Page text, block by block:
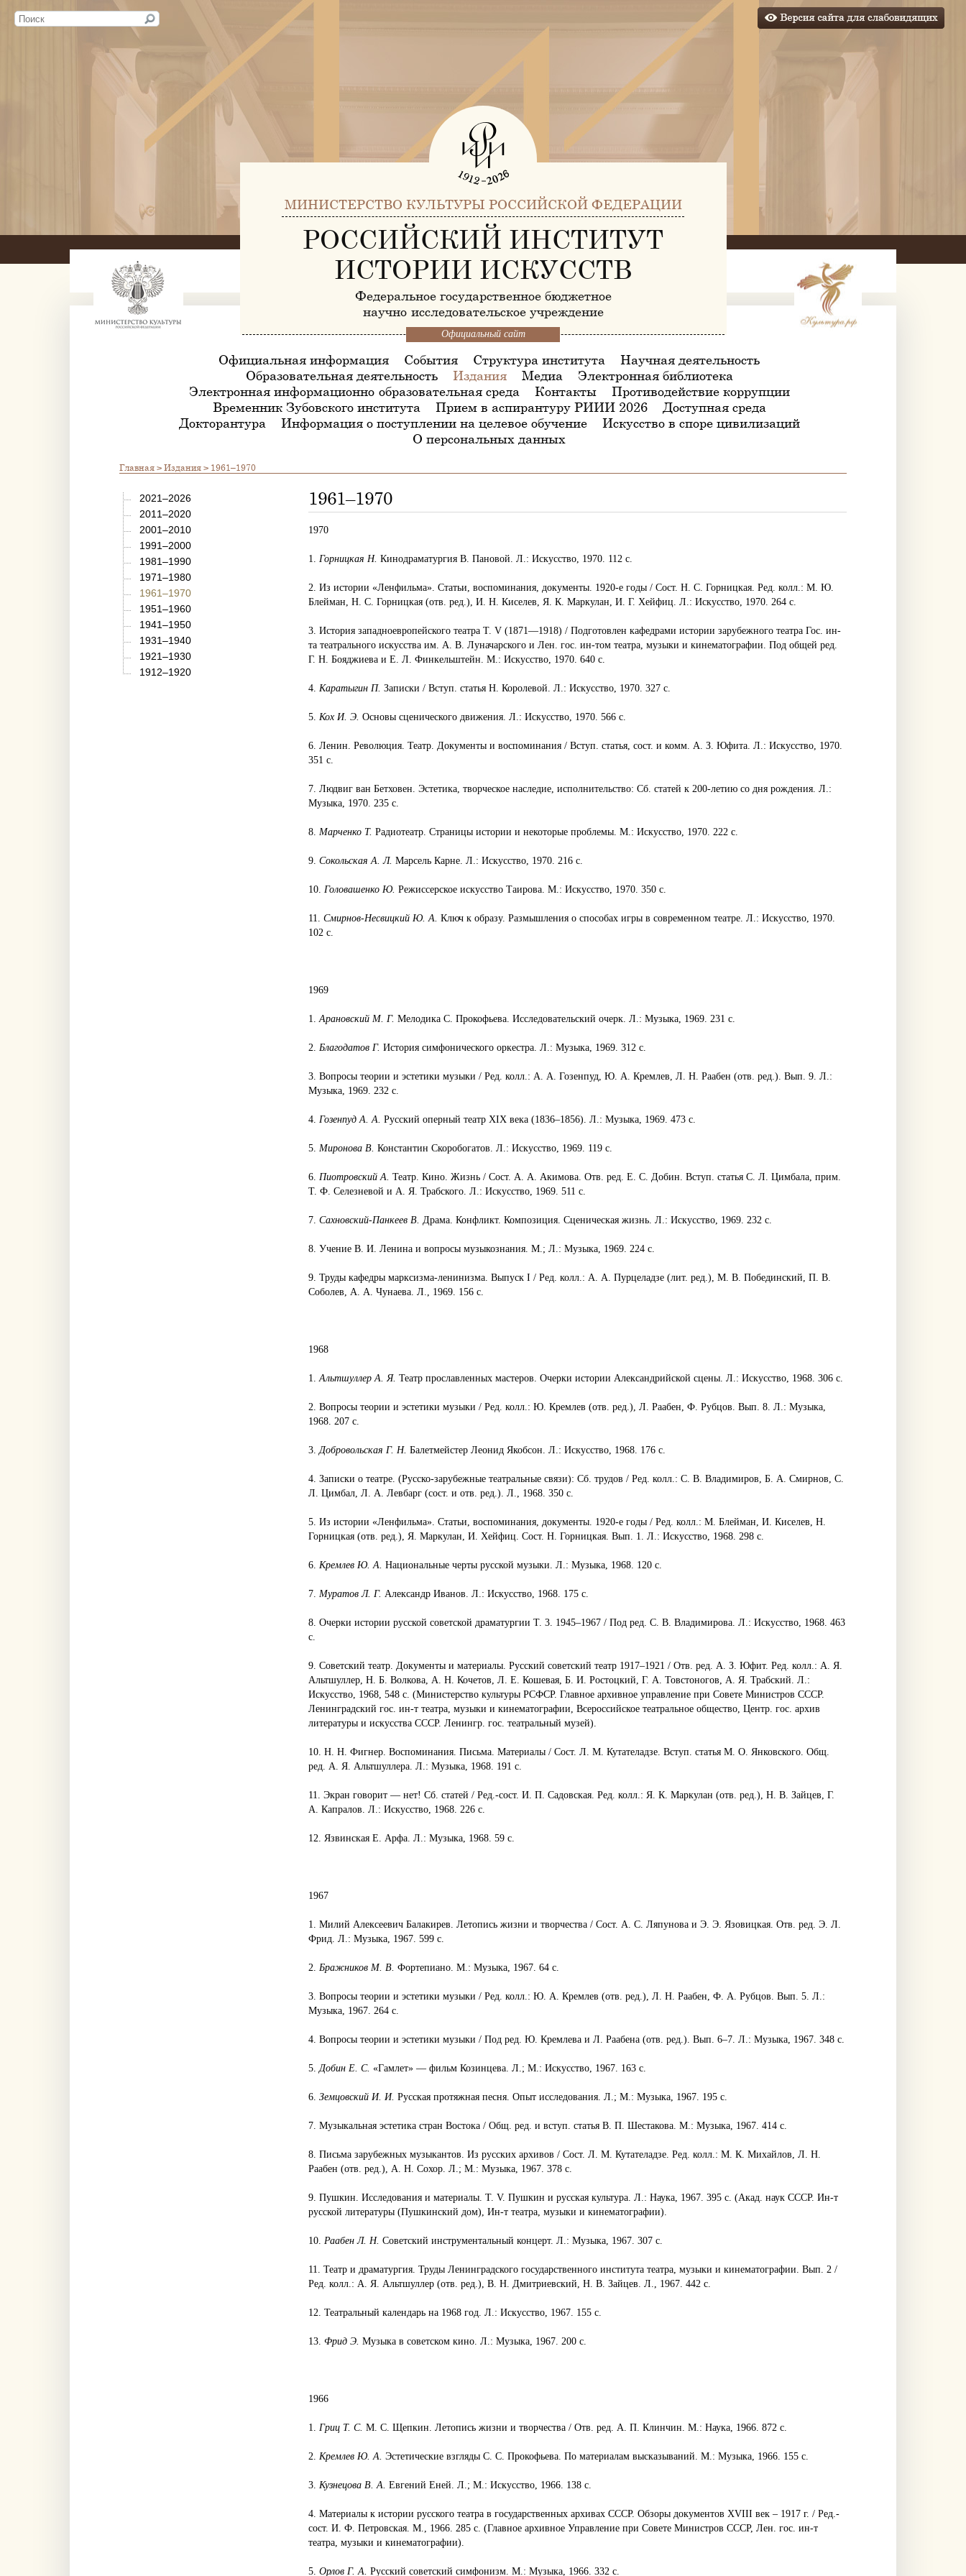
МИНИСТЕРСТВО КУЛЬТУРЫ РОССИЙСКОЙ ФЕДЕРАЦИИ
РОССИЙСКИЙ ИНСТИТУТ
ИСТОРИИ ИСКУССТВ
Федеральное государственное бюджетное
научно-исследовательское учреждение
Официальный сайт
Официальная информация События Структура института
Научная деятельность
Образовательная деятельность
Издания Медиа
Электронная библиотека
Электронная информационно-образовательная среда
Контакты
Противодействие коррупции
Временник Зубовского института
Прием в аспирантуру РИИИ 2026
Доступная среда
Докторантура
Информация о поступлении на целевое обучение
Искусство в споре цивилизаций
О персональных данных
Главная>Издания> 1961–1970
2021–2026
2011–2020
2001–2010
1991–2000
1981–1990
1971–1980
1961–1970
1951–1960
1941–1950
1931–1940
1921–1930
1912–1920
1961–1970
1970
1.Горницкая Н. Кинодраматургия В. Пановой. Л.: Искусство, 1970. 112 с.
2. Из истории «Ленфильма». Статьи, воспоминания, документы. 1920-е годы / Сост. Н. С. Горницкая. Ред. колл.: М. Ю.
Блейман, Н. С. Горницкая (отв. ред.), И. Н. Киселев, Я. К. Маркулан, И. Г. Хейфиц. Л.: Искусство, 1970. 264 с.
3. История западноевропейского театра Т. V (1871—1918) / Подготовлен кафедрами истории зарубежного театра Гос. ин-
та театрального искусства им. А. В. Луначарского и Лен. гос. ин-том театра, музыки и кинематографии. Под общей ред.
Г. Н. Бояджиева и Е. Л. Финкельштейн. М.: Искусство, 1970. 640 с.
4.Каратыгин П. Записки / Вступ. статья Н. Королевой. Л.: Искусство, 1970. 327 с.
5.Кох И. Э. Основы сценического движения. Л.: Искусство, 1970. 566 с.
6. Ленин. Революция. Театр. Документы и воспоминания / Вступ. статья, сост. и комм. А. З. Юфита. Л.: Искусство, 1970.
351 с.
7. Людвиг ван Бетховен. Эстетика, творческое наследие, исполнитель­ство: Сб. статей к 200-летию со дня рождения. Л.:
Музыка, 1970. 235 с.
8.Марченко Т. Радиотеатр. Страницы истории и некоторые проблемы. М.: Искусство, 1970. 222 с.
9.Сокольская А. Л. Марсель Карне. Л.: Искусство, 1970. 216 с.
10.Головашенко Ю. Режиссерское искусство Таирова. М.: Искусство, 1970. 350 с.
11.Смирнов-Несвицкий Ю. А. Ключ к образу. Размышления о способах игры в современном театре. Л.: Искусство, 1970.
102 с.
1969
1.Арановский М. Г. Мелодика С. Прокофьева. Исследовательский очерк. Л.: Музыка, 1969. 231 с.
2.Благодатов Г. История симфонического оркестра. Л.: Музыка, 1969. 312 с.
3. Вопросы теории и эстетики музыки / Ред. колл.: А. А. Гозенпуд, Ю. А. Кремлев, Л. Н. Раабен (отв. ред.). Вып. 9. Л.:
Музыка, 1969. 232 с.
4.Гозенпуд А. А. Русский оперный театр XIX века (1836–1856). Л.: Музыка, 1969. 473 с.
5.Миронова В. Константин Скоробогатов. Л.: Искусство, 1969. 119 с.
6.Пиотровский А. Театр. Кино. Жизнь / Сост. А. А. Акимова. Отв. ред. Е. С. Добин. Вступ. статья С. Л. Цимбала, прим.
Т. Ф. Селезневой и А. Я. Трабского. Л.: Искусство, 1969. 511 с.
7.Сахновский-Панкеев В. Драма. Конфликт. Композиция. Сце­ническая жизнь. Л.: Искусство, 1969. 232 с.
8. Учение В. И. Ленина и вопросы музыкознания. М.; Л.: Музыка, 1969. 224 с.
9. Труды кафедры марксизма-ленинизма. Выпуск I / Ред. колл.: А. А. Пурцеладзе (лит. ред.), М. В. Побединский, П. В.
Соболев, А. А. Чунаева. Л., 1969. 156 с.
1968
1.Альтшуллер А. Я. Театр прославленных мастеров. Очерки исто­рии Александрийской сцены. Л.: Искусство, 1968. 306 с.
2. Вопросы теории и эстетики музыки / Ред. колл.: Ю. Кремлев (отв. ред.), Л. Раабен, Ф. Рубцов. Вып. 8. Л.: Музыка,
1968. 207 с.
3.Добровольская Г. Н. Балетмейстер Леонид Якобсон. Л.: Искусство, 1968. 176 с.
4. Записки о театре. (Русско-зарубежные театральные связи): Сб. трудов / Ред. колл.: С. В. Владимиров, Б. А. Смирнов, С.
Л. Цимбал, Л. А. Левбарг (сост. и отв. ред.). Л., 1968. 350 с.
5. Из истории «Ленфильма». Статьи, воспоминания, документы. 1920-е годы / Ред. колл.: М. Блейман, И. Киселев, Н.
Горницкая (отв. ред.), Я. Маркулан, И. Хейфиц. Сост. Н. Горницкая. Вып. 1. Л.: Искусство, 1968. 298 с.
6.Кремлев Ю. А. Национальные черты русской музыки. Л.: Музыка, 1968. 120 с.
7.Муратов Л. Г. Александр Иванов. Л.: Искусство, 1968. 175 с.
8. Очерки истории русской советской драматургии Т. 3. 1945–1967 / Под ред. С. В. Владимирова. Л.: Искусство, 1968. 463
с.
9. Советский театр. Документы и материалы. Русский советский театр 1917–1921 / Отв. ред. А. З. Юфит. Ред. колл.: А. Я.
Альтшуллер, Н. Б. Волкова, А. Н. Кочетов, Л. Е. Кошевая, Б. И. Ростоцкий, Г. А. Товстоногов, А. Я. Трабский. Л.:
Искусство, 1968, 548 с. (Министерство культуры РСФСР. Главное архивное управление при Совете Министров СССР.
Ленинградский гос. ин-т театра, музыки и кинематографии, Всероссийское театральное общество, Центр. гос. архив
литературы и искусства СССР. Ленингр. гос. театральный музей).
10. Н. Н. Фигнер. Воспоминания. Письма. Материалы / Сост. Л. М. Кутателадзе. Вступ. статья М. О. Янковского. Общ.
ред. А. Я. Альтшуллера. Л.: Музыка, 1968. 191 с.
11. Экран говорит — нет! Сб. статей / Ред.-сост. И. П. Садовская. Ред. колл.: Я. К. Маркулан (отв. ред.), Н. В. Зайцев, Г.
А. Капралов. Л.: Искусство, 1968. 226 с.
12. Язвинская Е. Арфа. Л.: Музыка, 1968. 59 с.
1967
1. Милий Алексеевич Балакирев. Летопись жизни и творчества / Сост. А. С. Ляпунова и Э. Э. Язовицкая. Отв. ред. Э. Л.
Фрид. Л.: Музыка, 1967. 599 с.
2.Бражников М. В. Фортепиано. М.: Музыка, 1967. 64 с.
3. Вопросы теории и эстетики музыки / Ред. колл.: Ю. А. Кремлев (отв. ред.), Л. Н. Раабен, Ф. А. Рубцов. Вып. 5. Л.:
Музыка, 1967. 264 с.
4. Вопросы теории и эстетики музыки / Под ред. Ю. Кремлева и Л. Раабена (отв. ред.). Вып. 6–7. Л.: Музыка, 1967. 348 с.
5.Добин Е. С. «Гамлет» — фильм Козинцева. Л.; М.: Искусство, 1967. 163 с.
6.Земцовский И. И. Русская протяжная песня. Опыт исследования. Л.; М.: Музыка, 1967. 195 с.
7. Музыкальная эстетика стран Востока / Общ. ред. и вступ. статья В. П. Шестакова. М.: Музыка, 1967. 414 с.
8. Письма зарубежных музыкантов. Из русских архивов / Сост. Л. М. Кутателадзе. Ред. колл.: М. К. Михайлов, Л. Н.
Раабен (отв. ред.), А. Н. Сохор. Л.; М.: Музыка, 1967. 378 с.
9. Пушкин. Исследования и материалы. Т. V. Пушкин и русская культура. Л.: Наука, 1967. 395 с. (Акад. наук СССР. Ин-т
русской литературы (Пушкинский дом), Ин-т театра, музыки и кинематографии).
10.Раабен Л. Н. Советский инструментальный концерт. Л.: Музыка, 1967. 307 с.
11. Театр и драматургия. Труды Ленинградского государственного института театра, музыки и кинематографии. Вып. 2 /
Ред. колл.: А. Я. Альтшуллер (отв. ред.), В. Н. Дмитриевский, Н. В. Зайцев. Л., 1967. 442 с.
12. Театральный календарь на 1968 год. Л.: Искусство, 1967. 155 с.
13.Фрид Э. Музыка в советском кино. Л.: Музыка, 1967. 200 с.
1966
1.Гриц Т. С. М. С. Щепкин. Летопись жизни и творчества / Отв. ред. А. П. Клинчин. М.: Наука, 1966. 872 с.
2.Кремлев Ю. А. Эстетические взгляды С. С. Прокофьева. По материалам высказываний. М.: Музыка, 1966. 155 с.
3.Кузнецова В. А. Евгений Еней. Л.; М.: Искусство, 1966. 138 с.
4. Материалы к истории русского театра в государственных архивах СССР. Обзоры документов XVIII век – 1917 г. / Ред.-
сост. И. Ф. Петровская. М., 1966. 285 с. (Главное архивное Управление при Совете Министров СССР, Лен. гос. ин-т
театра, музыки и кинематографии).
5.Орлов Г. А. Русский советский симфонизм. М.: Музыка, 1966. 332 с.